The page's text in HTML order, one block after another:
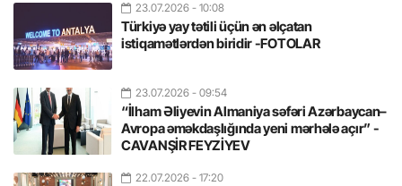
23.07.2026 - 10:08
Türkiyə yay tətili üçün ən əlçatan
istiqamətlərdən biridir -FOTOLAR
23.07.2026 - 09:54
“İlham Əliyevin Almaniya səfəri Azərbaycan–
Avropa əməkdaşlığında yeni mərhələ açır” -
CAVANŞİR FEYZİYEV
22.07.2026 - 17:20